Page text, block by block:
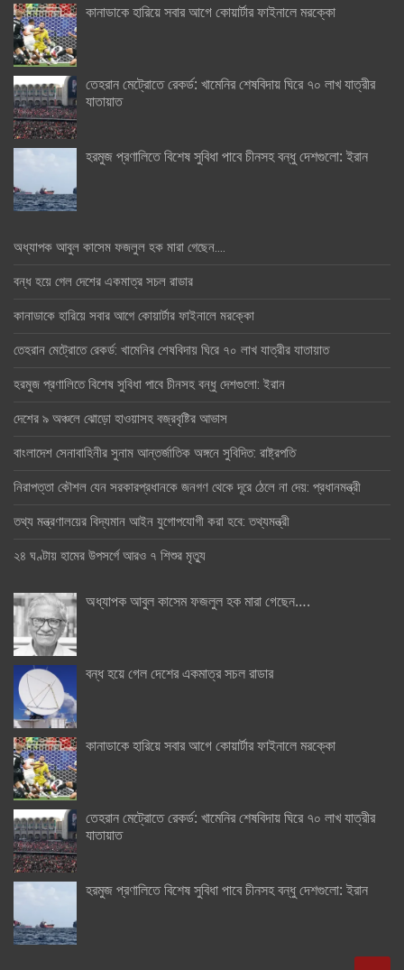
কানাডাকে হারিয়ে সবার আগে কোয়ার্টার ফাইনালে মরক্কো
তেহরান মেট্রোতে রেকর্ড: খামেনির শেষবিদায় ঘিরে ৭০ লাখ যাত্রীর
যাতায়াত
হরমুজ প্রণালিতে বিশেষ সুবিধা পাবে চীনসহ বন্ধু দেশগুলো: ইরান
অধ্যাপক আবুল কাসেম ফজলুল হক মারা গেছেন….
বন্ধ হয়ে গেল দেশের একমাত্র সচল রাডার
কানাডাকে হারিয়ে সবার আগে কোয়ার্টার ফাইনালে মরক্কো
তেহরান মেট্রোতে রেকর্ড: খামেনির শেষবিদায় ঘিরে ৭০ লাখ যাত্রীর যাতায়াত
হরমুজ প্রণালিতে বিশেষ সুবিধা পাবে চীনসহ বন্ধু দেশগুলো: ইরান
দেশের ৯ অঞ্চলে ঝোড়ো হাওয়াসহ বজ্রবৃষ্টির আভাস
বাংলাদেশ সেনাবাহিনীর সুনাম আন্তর্জাতিক অঙ্গনে সুবিদিত: রাষ্ট্রপতি
নিরাপত্তা কৌশল যেন সরকারপ্রধানকে জনগণ থেকে দূরে ঠেলে না দেয়: প্রধানমন্ত্রী
তথ্য মন্ত্রণালয়ের বিদ্যমান আইন যুগোপযোগী করা হবে: তথ্যমন্ত্রী
২৪ ঘণ্টায় হামের উপসর্গে আরও ৭ শিশুর মৃত্যু
অধ্যাপক আবুল কাসেম ফজলুল হক মারা গেছেন….
বন্ধ হয়ে গেল দেশের একমাত্র সচল রাডার
কানাডাকে হারিয়ে সবার আগে কোয়ার্টার ফাইনালে মরক্কো
তেহরান মেট্রোতে রেকর্ড: খামেনির শেষবিদায় ঘিরে ৭০ লাখ যাত্রীর
যাতায়াত
হরমুজ প্রণালিতে বিশেষ সুবিধা পাবে চীনসহ বন্ধু দেশগুলো: ইরান